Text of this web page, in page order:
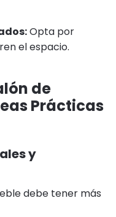
Opta por
el espacio.
de
Prácticas
y
debe tener más